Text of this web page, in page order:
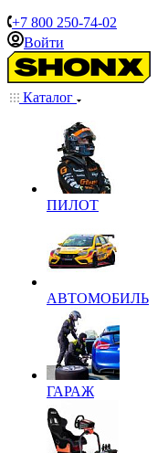
+7 800 250-74-02
Войти
Каталог
ПИЛОТ
АВТОМОБИЛЬ
ГАРАЖ